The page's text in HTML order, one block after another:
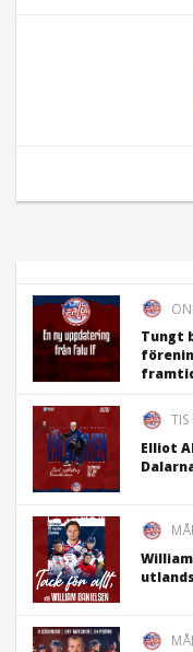
Tungt
Elliot